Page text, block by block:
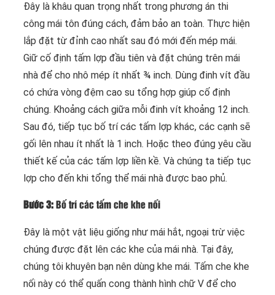
Đây là khâu quan trọng nhất trong phương án thi
công mái tôn đúng cách, đảm bảo an toàn. Thực hiện
lắp đặt từ đỉnh cao nhất sau đó mới đến mép mái.
Giữ cố định tấm lợp đầu tiên và đặt chúng trên mái
nhà để cho nhô mép ít nhất ¾ inch. Dùng đinh vít đầu
có chứa vòng đệm cao su tổng hợp giúp cố định
chúng. Khoảng cách giữa mỗi đinh vít khoảng 12 inch.
Sau đó, tiếp tục bố trí các tấm lợp khác, các cạnh sẽ
gối lên nhau ít nhất là 1 inch. Hoặc theo đúng yêu cầu
thiết kế của các tấm lợp liền kề. Và chúng ta tiếp tục
lợp cho đến khi tổng thể mái nhà được bao phủ.
Bước 3: Bố trí các tấm che khe nối
Đây là một vật liệu giống như mái hắt, ngoại trừ việc
chúng được đặt lên các khe của mái nhà. Tại đây,
chúng tôi khuyên bạn nên dùng khe mái. Tấm che khe
nối này có thể quấn cong thành hình chữ V để cho